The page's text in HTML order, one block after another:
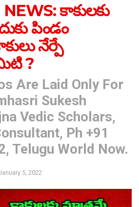
కాకులకు
పిండం
నేర్పే
?
Are Laid Only For
Sukesh
Vedic Scholars,
Ph +91
Telugu World Now.
5, 2022